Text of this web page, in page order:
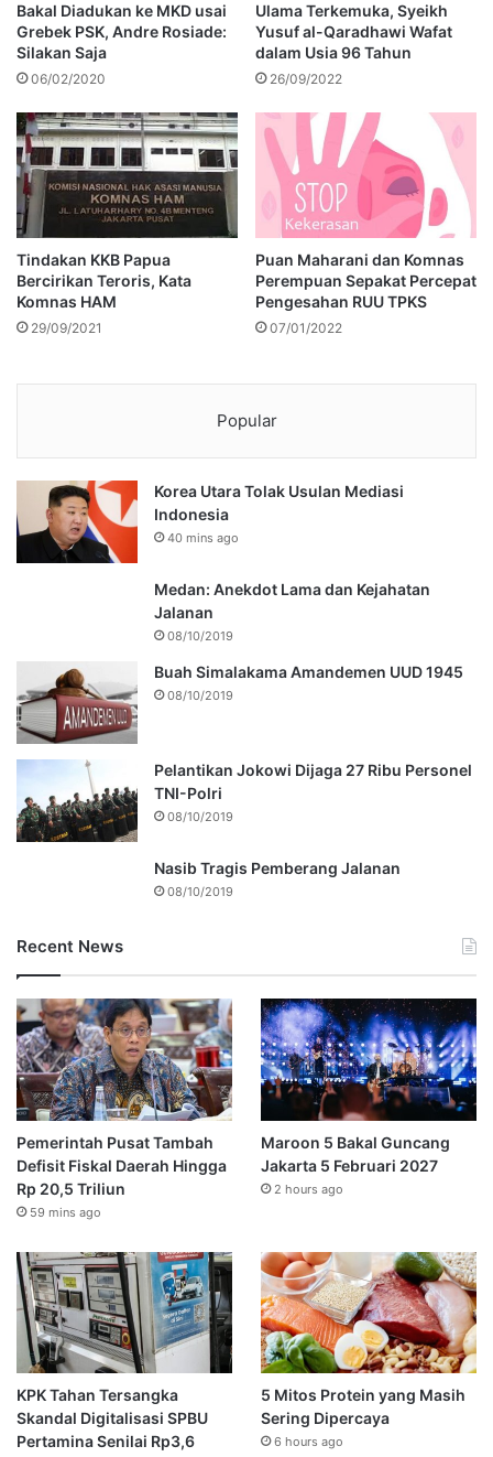
Bakal Diadukan ke MKD usai
Grebek PSK, Andre Rosiade:
Silakan Saja
06/02/2020
Ulama Terkemuka, Syeikh
Yusuf al-Qaradhawi Wafat
dalam Usia 96 Tahun
26/09/2022
Tindakan KKB Papua
Bercirikan Teroris, Kata
Komnas HAM
29/09/2021
Puan Maharani dan Komnas
Perempuan Sepakat Percepat
Pengesahan RUU TPKS
07/01/2022
Popular
Korea Utara Tolak Usulan Mediasi
Indonesia
40 mins ago
Medan: Anekdot Lama dan Kejahatan
Jalanan
08/10/2019
Buah Simalakama Amandemen UUD 1945
08/10/2019
Pelantikan Jokowi Dijaga 27 Ribu Personel
TNI-Polri
08/10/2019
Nasib Tragis Pemberang Jalanan
08/10/2019
Recent News
Pemerintah Pusat Tambah
Defisit Fiskal Daerah Hingga
Rp 20,5 Triliun
59 mins ago
Maroon 5 Bakal Guncang
Jakarta 5 Februari 2027
2 hours ago
KPK Tahan Tersangka
Skandal Digitalisasi SPBU
Pertamina Senilai Rp3,6
5 Mitos Protein yang Masih
Sering Dipercaya
6 hours ago